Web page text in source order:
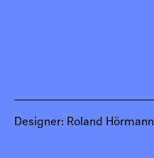
Designer: Roland Hörmann